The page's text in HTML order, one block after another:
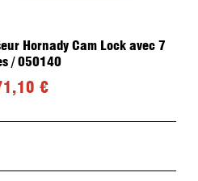
Hornady Cam Lock avec 7
/ 050140
€